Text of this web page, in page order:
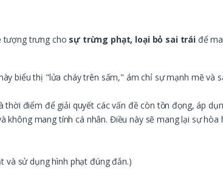
tượng trưng cho sự trừng phạt, loại bỏ sai tráiđể
biểu thị "lửa cháy trên sấm," ám chỉ sự mạnh mẽ và
điểm để giải quyết các vấn đề còn tồn đọng, áp
mang tính cá nhân. Điều này sẽ mang lại sự hòa
và sử dụng hình phạt đúng đắn.)